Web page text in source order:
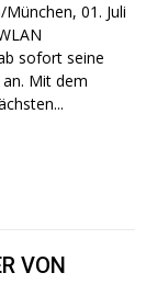
sofort seine
Mit dem
VON